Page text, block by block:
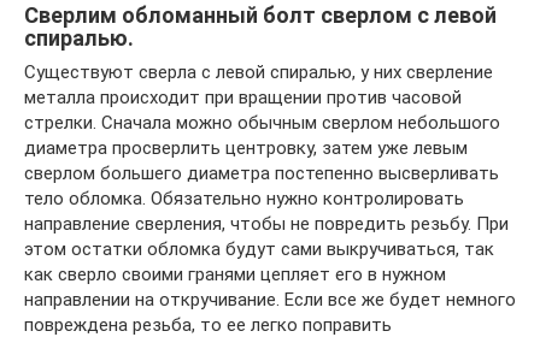
Сверлим обломанный болт сверлом с левой
спиралью.
Существуют сверла с левой спиралью, у них сверление
металла происходит при вращении против часовой
стрелки. Сначала можно обычным сверлом небольшого
диаметра просверлить центровку, затем уже левым
сверлом большего диаметра постепенно высверливать
тело обломка. Обязательно нужно контролировать
направление сверления, чтобы не повредить резьбу. При
этом остатки обломка будут сами выкручиваться, так
как сверло своими гранями цепляет его в нужном
направлении на откручивание. Если все же будет немного
повреждена резьба, то ее легко поправить